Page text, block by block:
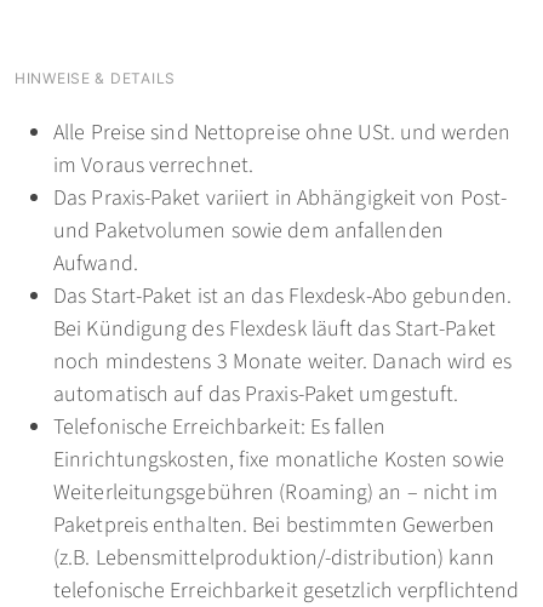
HINWEISE & DETAILS
Alle Preise sind Nettopreise ohne USt. und werden
im Voraus verrechnet.
Das Praxis-Paket variiert in Abhängigkeit von Post-
und Paketvolumen sowie dem anfallenden
Aufwand.
Das Start-Paket ist an das Flexdesk-Abo gebunden.
Bei Kündigung des Flexdesk läuft das Start-Paket
noch mindestens 3 Monate weiter. Danach wird es
automatisch auf das Praxis-Paket umgestuft.
Telefonische Erreichbarkeit: Es fallen
Einrichtungskosten, fixe monatliche Kosten sowie
Weiterleitungsgebühren (Roaming) an – nicht im
Paketpreis enthalten. Bei bestimmten Gewerben
(z.B. Lebensmittelproduktion/-distribution) kann
telefonische Erreichbarkeit gesetzlich verpflichtend